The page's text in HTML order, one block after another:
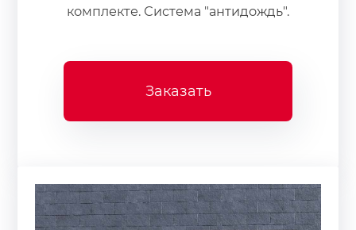
комплекте. Система "антидождь".
Заказать